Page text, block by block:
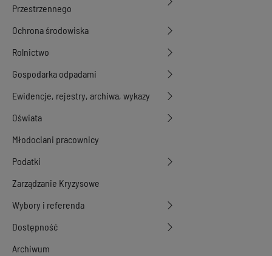
Przestrzennego
Ochrona środowiska
Rolnictwo
Gospodarka odpadami
Ewidencje, rejestry, archiwa, wykazy
Oświata
Młodociani pracownicy
Podatki
Zarządzanie Kryzysowe
Wybory i referenda
Dostępność
Archiwum